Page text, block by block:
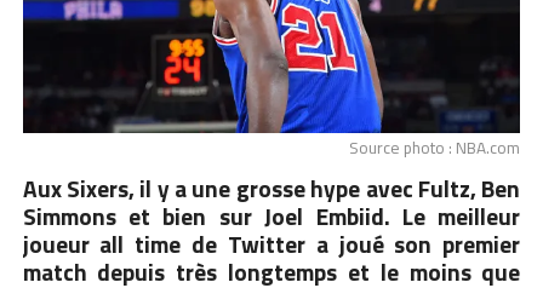
Source photo : NBA.com
Aux Sixers, il y a une grosse hype avec Fultz, Ben
Simmons et bien sur Joel Embiid. Le meilleur
joueur all time de Twitter a joué son premier
match depuis très longtemps et le moins que